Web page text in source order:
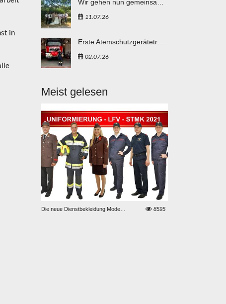
in
11.07.26
02.07.26
Meist gelesen
8595